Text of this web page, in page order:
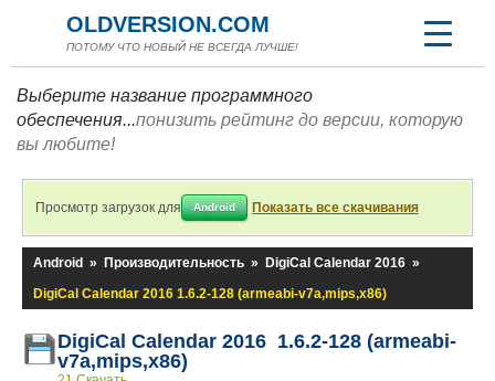
OLDVERSION.COM
ПОТОМУ ЧТО НОВЫЙ НЕ ВСЕГДА ЛУЧШЕ!
Выберите название программного
обеспечения...понизить рейтинг до версии, которую
вы любите!
Просмотр загрузок для Android Показать все скачивания
Android » Производительность » DigiCal Calendar 2016 »
DigiCal Calendar 2016 1.6.2-128 (armeabi-v7a,mips,x86)
DigiCal Calendar 2016 1.6.2-128 (armeabi-
v7a,mips,x86)